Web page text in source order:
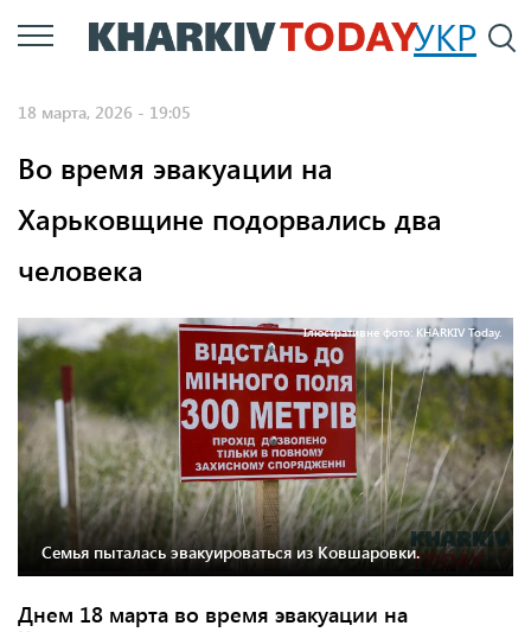
Перейти
к
УКР
18 марта, 2026 - 19:05
Во время эвакуации на
Харьковщине подорвались два
человека
Ілюстративне фото: KHARKIV Today.
Семья пыталась эвакуироваться из Ковшаровки.
Днем 18 марта во время эвакуации на